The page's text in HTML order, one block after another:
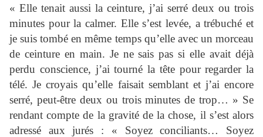
« Elle tenait aussi la ceinture, j’ai serré deux ou trois
minutes pour la calmer. Elle s’est levée, a trébuché et
je suis tombé en même temps qu’elle avec un morceau
de ceinture en main. Je ne sais pas si elle avait déjà
perdu conscience, j’ai tourné la tête pour regarder la
télé. Je croyais qu’elle faisait semblant et j’ai encore
serré, peut-être deux ou trois minutes de trop… » Se
rendant compte de la gravité de la chose, il s’est alors
adressé aux jurés : « Soyez conciliants… Soyez